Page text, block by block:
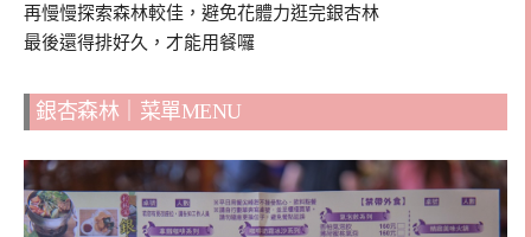
再慢慢探索森林較佳，避免花體力逛完銀杏林
最後還得排好久，才能用餐囉
銀杏森林｜菜單MENU